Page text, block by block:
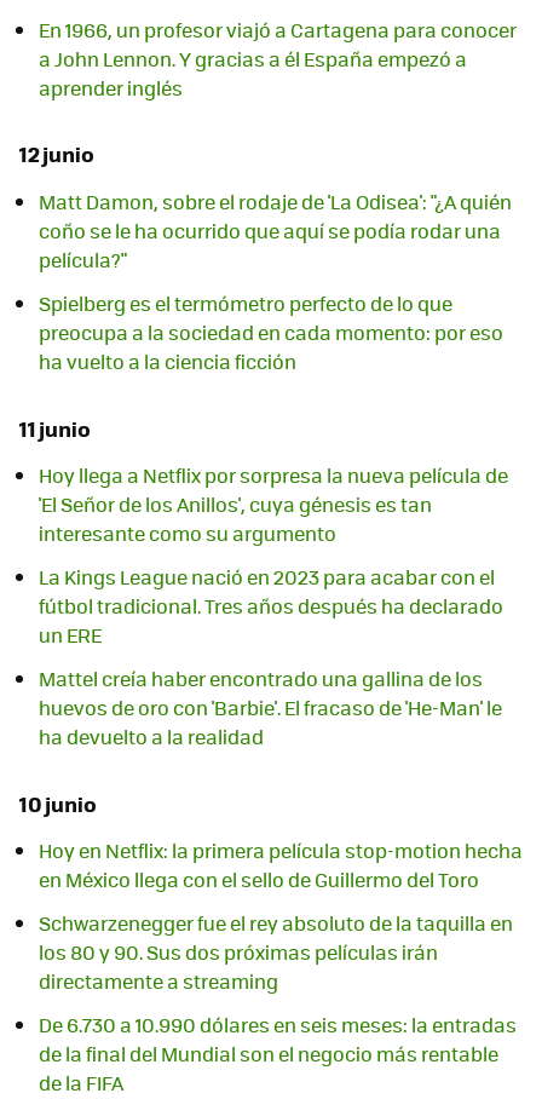
En 1966, un profesor viajó a Cartagena para conocer
a John Lennon. Y gracias a él España empezó a
aprender inglés
12 junio
Matt Damon, sobre el rodaje de 'La Odisea': "¿A quién
coño se le ha ocurrido que aquí se podía rodar una
película?"
Spielberg es el termómetro perfecto de lo que
preocupa a la sociedad en cada momento: por eso
ha vuelto a la ciencia ficción
11 junio
Hoy llega a Netflix por sorpresa la nueva película de
'El Señor de los Anillos', cuya génesis es tan
interesante como su argumento
La Kings League nació en 2023 para acabar con el
fútbol tradicional. Tres años después ha declarado
un ERE
Mattel creía haber encontrado una gallina de los
huevos de oro con 'Barbie'. El fracaso de 'He-Man' le
ha devuelto a la realidad
10 junio
Hoy en Netflix: la primera película stop-motion hecha
en México llega con el sello de Guillermo del Toro
Schwarzenegger fue el rey absoluto de la taquilla en
los 80 y 90. Sus dos próximas películas irán
directamente a streaming
De 6.730 a 10.990 dólares en seis meses: la entradas
de la final del Mundial son el negocio más rentable
de la FIFA